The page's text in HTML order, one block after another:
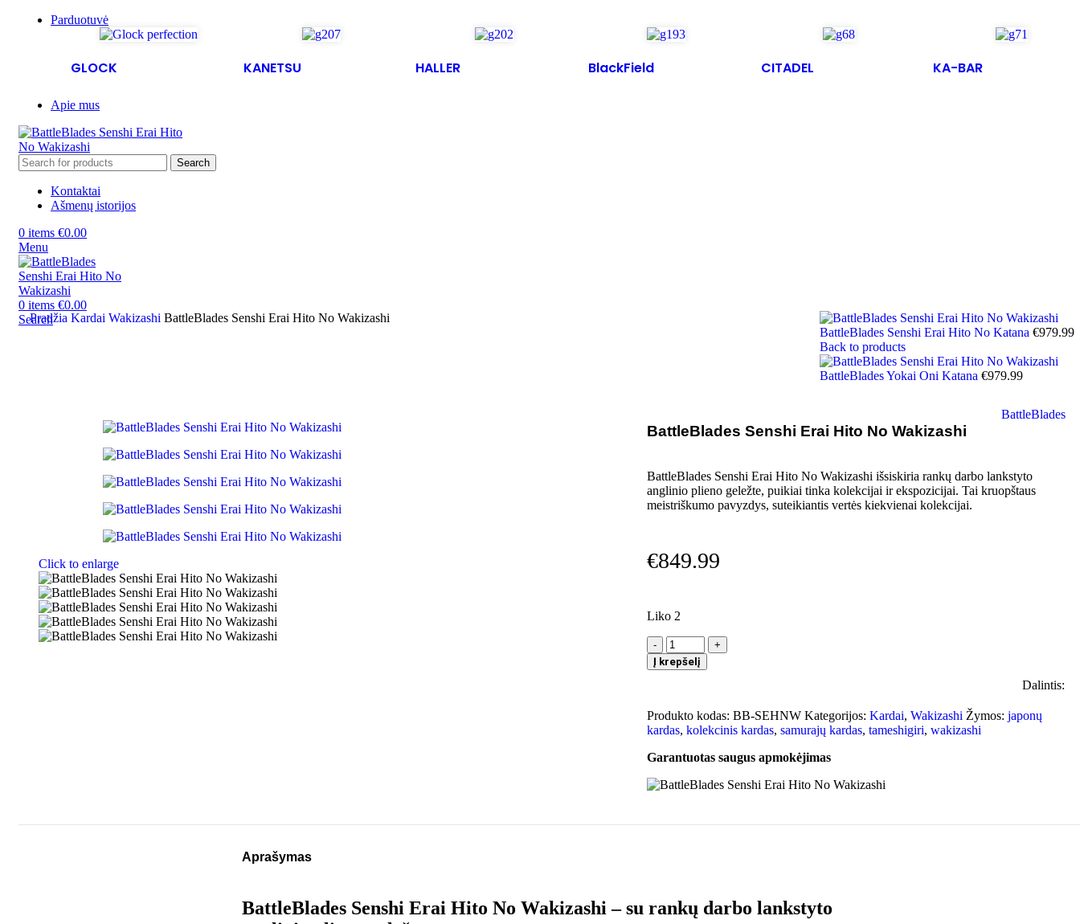
Parduotuvė
GLOCK KANETSU HALLER BlackField CITADEL KA-BAR
Apie mus
Search
Kontaktai
Ašmenų istorijos
0 items €0.00
Menu
0 items €0.00
Search
Pradžia Kardai Wakizashi BattleBlades Senshi Erai Hito No Wakizashi
BattleBlades Senshi Erai Hito No Katana €979.99
Back to products
BattleBlades Yokai Oni Katana €979.99
Click to enlarge
BattleBlades Senshi Erai Hito No Wakizashi
BattleBlades
BattleBlades Senshi Erai Hito No Wakizashi išsiskiria rankų darbo lankstyto
anglinio plieno geležte, puikiai tinka kolekcijai ir ekspozicijai. Tai kruopštaus
meistriškumo pavyzdys, suteikiantis vertės kiekvienai kolekcijai.
€849.99
Liko 2
Į krepšelį
Dalintis:
Produkto kodas: BB-SEHNW Kategorijos: Kardai, Wakizashi Žymos: japonų
kardas, kolekcinis kardas, samurajų kardas, tameshigiri, wakizashi
Garantuotas saugus apmokėjimas
Aprašymas
BattleBlades Senshi Erai Hito No Wakizashi – su rankų darbo lankstyto